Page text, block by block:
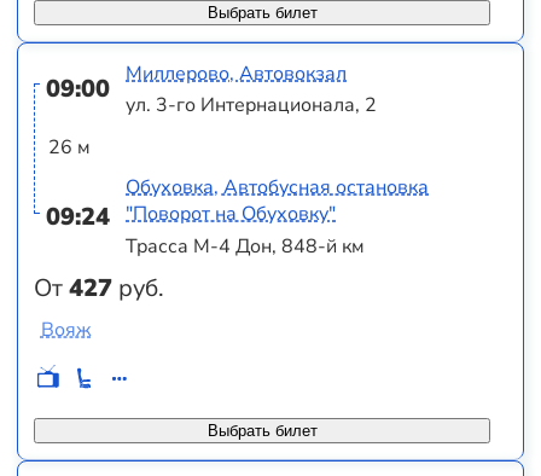
Выбрать билет
09:00
26 м
09:24
От427 руб.
Миллерово, Автовокзал
ул. 3-го Интернационала, 2
Обуховка, Автобусная остановка
"Поворот на Обуховку"
Трасса М-4 Дон, 848-й км
Выбрать билет
Вояж